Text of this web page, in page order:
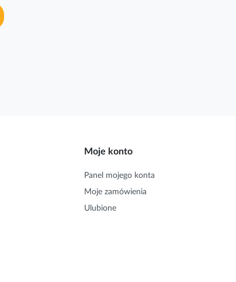
Moje konto
Panel mojego konta
Moje zamówienia
Ulubione